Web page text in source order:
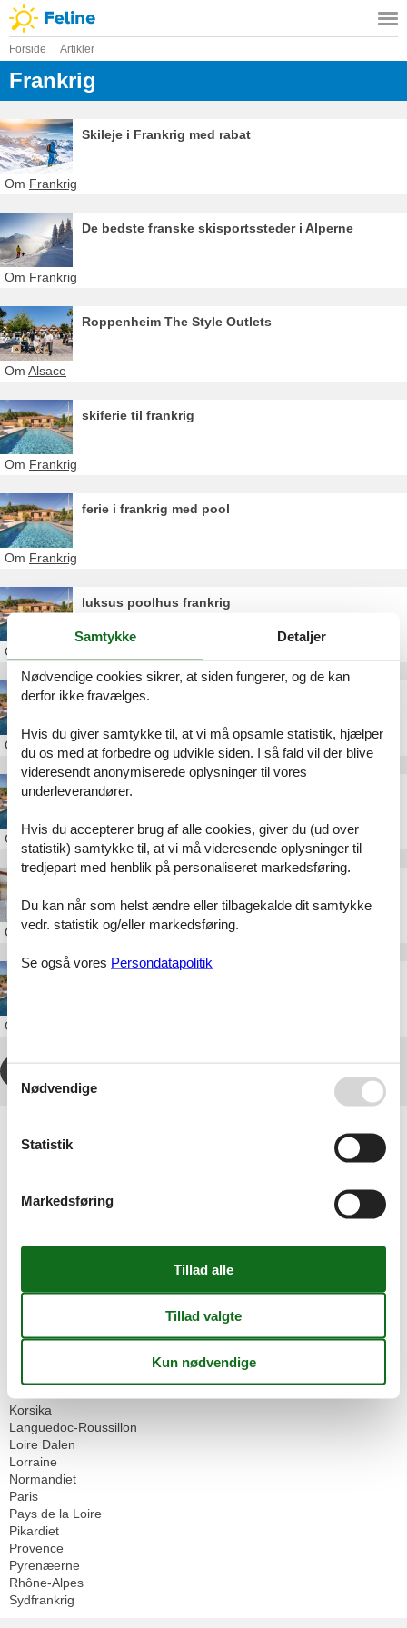
Forside Artikler
Frankrig
Skileje i Frankrig med rabat
Om Frankrig
De bedste franske skisportssteder i Alperne
Om Frankrig
Roppenheim The Style Outlets
Om Alsace
skiferie til frankrig
Om Frankrig
ferie i frankrig med pool
Om Frankrig
luksus poolhus frankrig
Om
ferielejlighed frankrig pool
Om Frankrig
sommerhuse i frankrig med pool
OmFrankrig
OmFrankrig
Om
Alle
Inspiration
Geografier
Frankrig
Auvergne
Korsika
Languedoc-Roussillon
Loire Dalen
Lorraine
Normandiet
Paris
Pays de la Loire
Pikardiet
Provence
Pyrenæerne
Rhône-Alpes
Sydfrankrig
Samtykke Detaljer
Nødvendige cookies sikrer, at siden fungerer, og de kan
derfor ikke fravælges.
Hvis du giver samtykke til, at vi må opsamle statistik, hjælper
du os med at forbedre og udvikle siden. I så fald vil der blive
videresendt anonymiserede oplysninger til vores
underleverandører.
Hvis du accepterer brug af alle cookies, giver du (ud over
statistik) samtykke til, at vi må videresende oplysninger til
tredjepart med henblik på personaliseret markedsføring.
Du kan når som helst ændre eller tilbagekalde dit samtykke
vedr. statistik og/eller markedsføring.
Se også vores Persondatapolitik
Nødvendige
Statistik
Markedsføring